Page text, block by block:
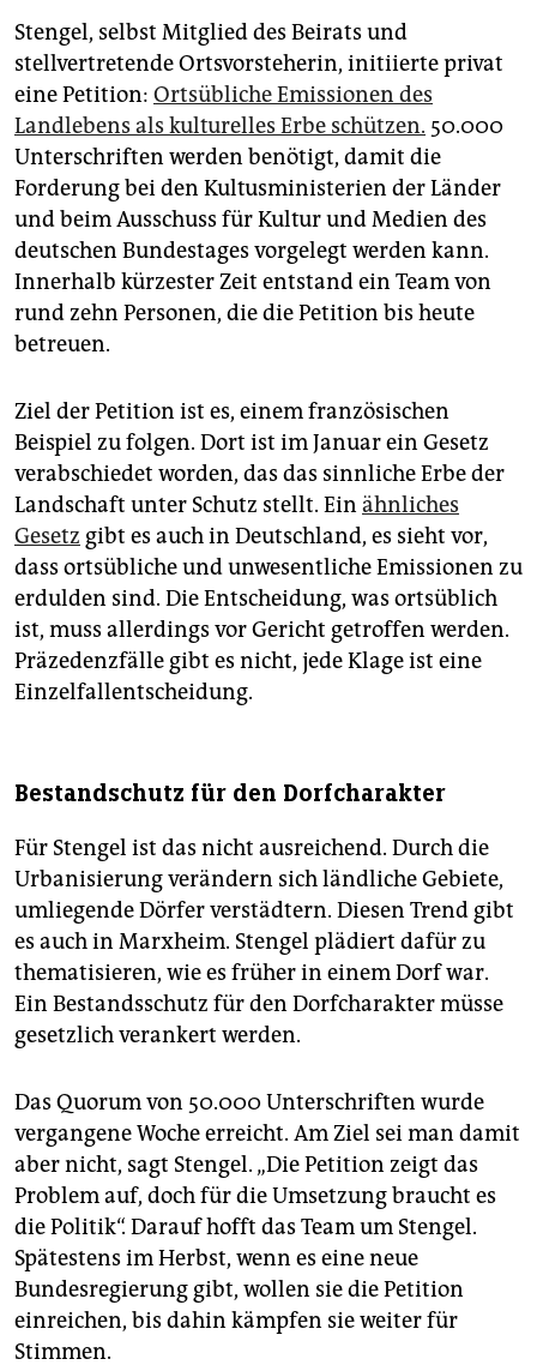
Stengel, selbst Mitglied des Beirats und
stellvertretende Ortsvorsteherin, initiierte privat
eine Petition: Ortsübliche Emissionen des
Landlebens als kulturelles Erbe schützen. 50.000
Unterschriften werden benötigt, damit die
Forderung bei den Kultusministerien der Länder
und beim Ausschuss für Kultur und Medien des
deutschen Bundestages vorgelegt werden kann.
Innerhalb kürzester Zeit entstand ein Team von
rund zehn Personen, die die Petition bis heute
betreuen.
Ziel der Petition ist es, einem französischen
Beispiel zu folgen. Dort ist im Januar ein Gesetz
verabschiedet worden, das das sinnliche Erbe der
Landschaft unter Schutz stellt. Ein ähnliches
Gesetz gibt es auch in Deutschland, es sieht vor,
dass ortsübliche und unwesentliche Emissionen zu
erdulden sind. Die Entscheidung, was ortsüblich
ist, muss allerdings vor Gericht getroffen werden.
Präzedenzfälle gibt es nicht, jede Klage ist eine
Einzelfallentscheidung.
Bestandschutz für den Dorfcharakter
Für Stengel ist das nicht ausreichend. Durch die
Urbanisierung verändern sich ländliche Gebiete,
umliegende Dörfer verstädtern. Diesen Trend gibt
es auch in Marxheim. Stengel plädiert dafür zu
thematisieren, wie es früher in einem Dorf war.
Ein Bestandsschutz für den Dorfcharakter müsse
gesetzlich verankert werden.
Das Quorum von 50.000 Unterschriften wurde
vergangene Woche erreicht. Am Ziel sei man damit
aber nicht, sagt Stengel. „Die Petition zeigt das
Problem auf, doch für die Umsetzung braucht es
die Politik“. Darauf hofft das Team um Stengel.
Spätestens im Herbst, wenn es eine neue
Bundesregierung gibt, wollen sie die Petition
einreichen, bis dahin kämpfen sie weiter für
Stimmen.